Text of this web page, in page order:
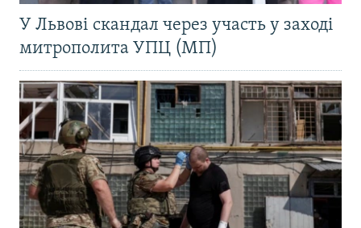
У Львові скандал через участь у заході
митрополита УПЦ (МП)